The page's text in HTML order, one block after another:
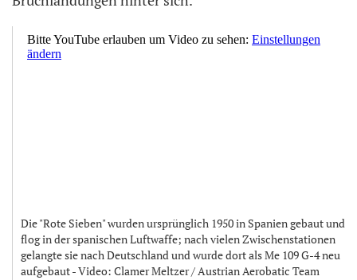
Die "Rote Sieben" wurden ursprünglich 1950 in Spanien gebaut und
flog in der spanischen Luftwaffe; nach vielen Zwischenstationen
gelangte sie nach Deutschland und wurde dort als Me 109 G-4 neu
aufgebaut - Video: Clamer Meltzer / Austrian Aerobatic Team